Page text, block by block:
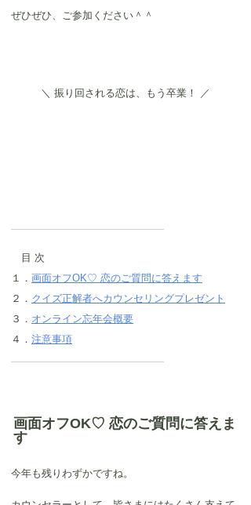
ぜひぜひ、ご参加ください＾＾
＼ 振り回される恋は、もう卒業！ ／
目 次
１． 画面オフOK♡ 恋のご質問に答えます
２． クイズ正解者へカウンセリングプレゼント
３． オンライン忘年会概要
４． 注意事項
画面オフOK♡ 恋のご質問に答えま
す
今年も残りわずかですね。